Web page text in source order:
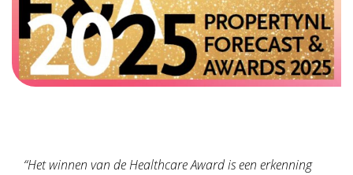
“Het winnen van de Healthcare Award is een erkenning